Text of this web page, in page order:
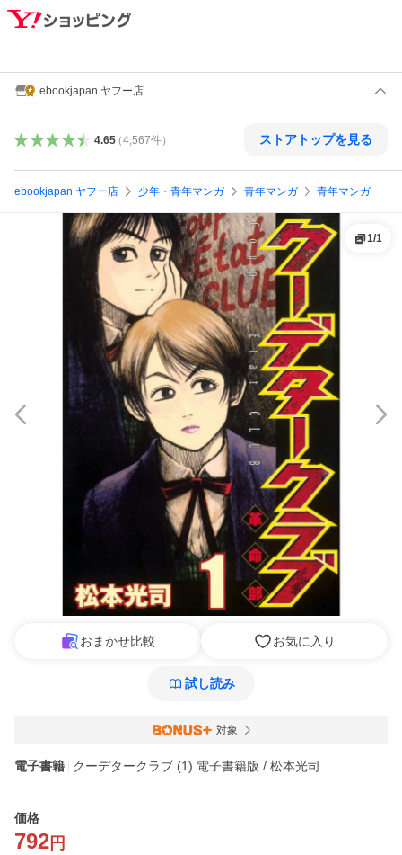
ebookjapan ヤフー店
4.65（4,567件） ストアトップを見る
ebookjapan ヤフー店 少年・青年マンガ 青年マンガ 青年マンガ
1/1
おまかせ比較 お気に入り
試し読み
対象
電子書籍 クーデタークラブ (1) 電子書籍版 / 松本光司
価格
792 円